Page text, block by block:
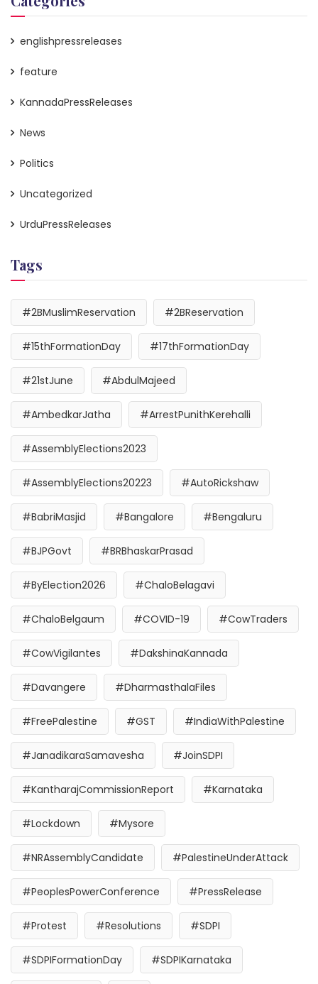
englishpressreleases
feature
KannadaPressReleases
News
Politics
Uncategorized
UrduPressReleases
Tags
#2BMuslimReservation #2BReservation
#15thFormationDay #17thFormationDay
#21stJune #AbdulMajeed
#AmbedkarJatha #ArrestPunithKerehalli
#AssemblyElections2023
#AssemblyElections20223 #AutoRickshaw
#BabriMasjid #Bangalore #Bengaluru
#BJPGovt #BRBhaskarPrasad
#ByElection2026 #ChaloBelagavi
#ChaloBelgaum #COVID-19 #CowTraders
#CowVigilantes #DakshinaKannada
#Davangere #DharmasthalaFiles
#FreePalestine #GST #IndiaWithPalestine
#JanadikaraSamavesha #JoinSDPI
#KantharajCommissionReport #Karnataka
#Lockdown #Mysore
#NRAssemblyCandidate #PalestineUnderAttack
#PeoplesPowerConference #PressRelease
#Protest #Resolutions #SDPI
#SDPIFormationDay #SDPIKarnataka